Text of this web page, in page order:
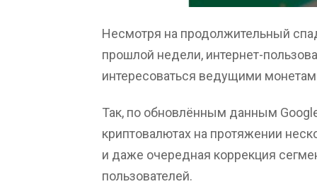
Несмотря на продолжительный
прошлой недели, интернет-
интересоваться ведущими
Так, по обновлённым данным
криптовалютах на протяжении
и даже очередная коррекция
пользователей.